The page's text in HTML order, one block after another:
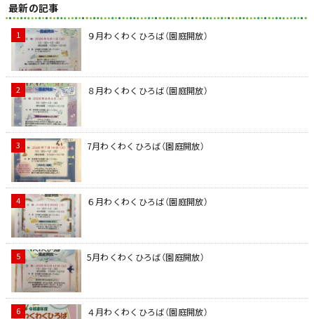
最新の記事
９月わくわくひろば（園庭開放）
８月わくわくひろば（園庭開放）
7月わくわくひろば（園庭開放）
６月わくわくひろば（園庭開放）
5月わくわくひろば（園庭開放）
４月わくわくひろば（園庭開放）